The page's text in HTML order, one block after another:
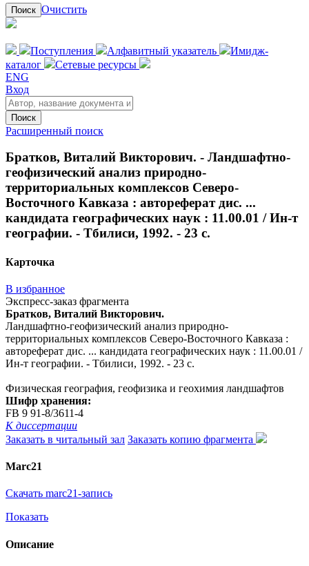
Поиск Очистить
Поступления Алфавитный указатель
Имидж-
каталог
Сетевые ресурсы
ENG
Вход
Поиск
Расширенный поиск
Братков, Виталий Викторович. - Ландшафтно-
геофизический анализ природно-
территориальных комплексов Северо-
Восточного Кавказа : автореферат дис. ...
кандидата географических наук : 11.00.01 / Ин-т
географии. - Тбилиси, 1992. - 23 с.
Карточка
В избранное
Экспресс-заказ фрагмента
Братков, Виталий Викторович.
Ландшафтно-геофизический анализ природно-
территориальных комплексов Северо-Восточного Кавказа :
автореферат дис. ... кандидата географических наук : 11.00.01 /
Ин-т географии. - Тбилиси, 1992. - 23 с.
Физическая география, геофизика и геохимия ландшафтов
Шифр хранения:
FB 9 91-8/3611-4
К диссертации
Заказать в читальный зал Заказать копию фрагмента
Marc21
Скачать marc21-запись
Показать
Описание